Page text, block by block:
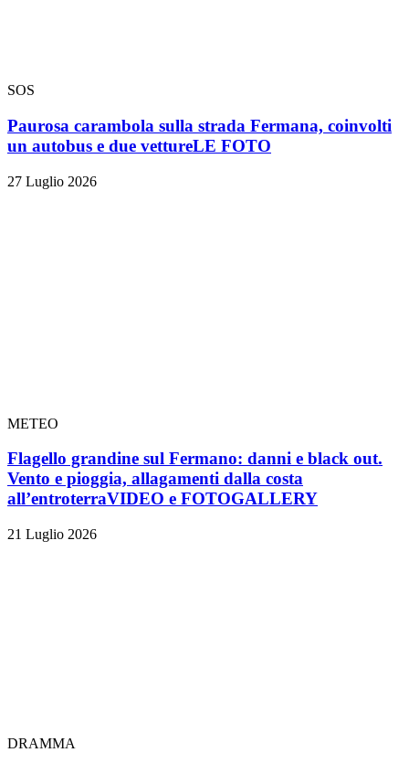
SOS
Paurosa carambola sulla strada Fermana, coinvolti
un autobus e due vettureLE FOTO
27 Luglio 2026
METEO
Flagello grandine sul Fermano: danni e black out.
Vento e pioggia, allagamenti dalla costa
all’entroterraVIDEO e FOTOGALLERY
21 Luglio 2026
DRAMMA